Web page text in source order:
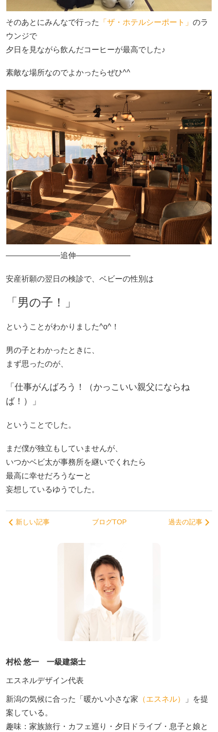
そのあとにみんなで行った 「ザ・ホテルシーポート」 のラ
ウンジで
夕日を見ながら飲んだコーヒーが最高でした♪
素敵な場所なのでよかったらぜひ^^
―――――――追伸―――――――
安産祈願の翌日の検診で、ベビーの性別は
「男の子 ！」
ということがわかりました^o^！
男の子とわかったときに、
まず思ったのが、
「仕事がんばろう！（かっこいい親父にならね
ば！）」
ということでした。
まだ僕が独立もしていませんが、
いつかベビ太が事務所を継いでくれたら
最高に幸せだろうなーと
妄想しているゆうでした。
新しい記事 ブログTOP 過去の記事
村松 悠一 一級建築士
エスネルデザイン代表
新潟の気候に合った「暖かい小さな家 （エスネル）
」を提
案している。
趣味：家族旅行・カフェ巡り・夕日ドライブ・息子と娘と